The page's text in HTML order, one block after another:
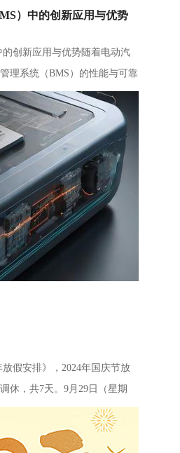
）中的创新应用与优势
创新应用与优势随着电动汽
理系统（BMS）的性能与可靠
）凭借其独特的技术特
，为系统带来高速、高耐用性
随机存取能力的存储器，其
假安排》，2024年国庆节放
休，共7天。9月29日（星期
大家国庆节快乐！